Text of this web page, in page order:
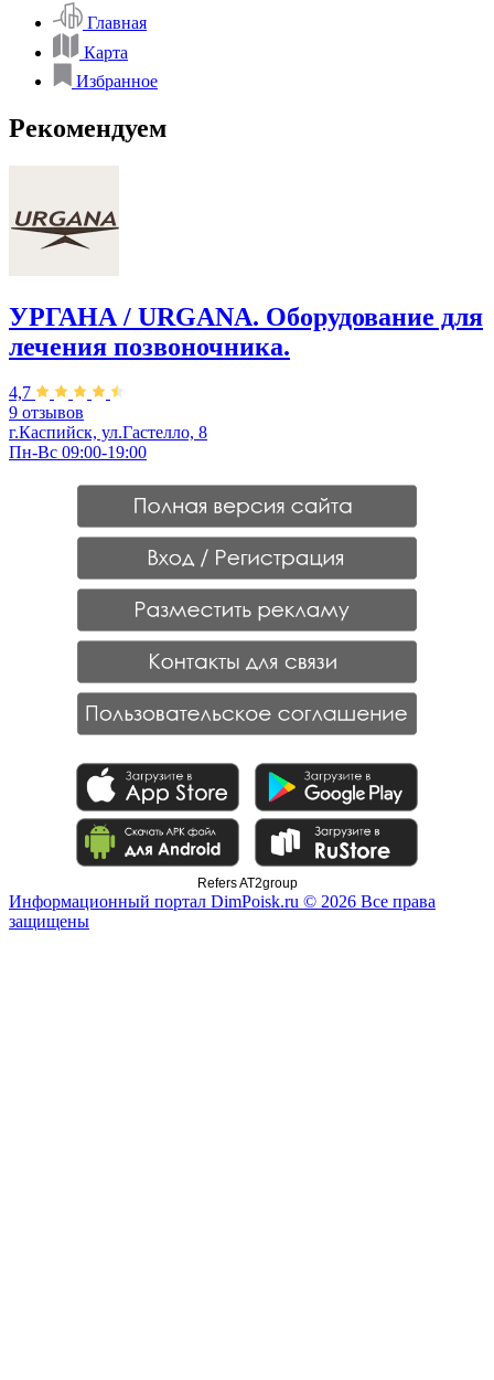
Главная
Карта
Избранное
Рекомендуем
УРГАНА / URGANA. Оборудование для
лечения позвоночника.
4,7
9 отзывов
г.Каспийск, ул.Гастелло, 8
Пн-Вс 09:00-19:00
Refers AT2group
Информационный портал DimPoisk.ru © 2026 Все права
защищены